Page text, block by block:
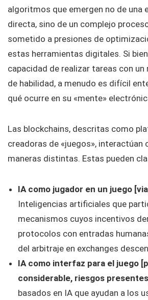
algoritmos que emergen no de una
directa, sino de un complejo
sometido a presiones de
estas herramientas digitales. Si
capacidad de realizar tareas con
de habilidad, a menudo es difícil
qué ocurre en su «mente»
Las blockchains, descritas como
creadoras de «juegos», interactúan
maneras distintas. Estas pueden
IA como jugador en un juego
Inteligencias artificiales que
mecanismos cuyos incentivos
protocolos con entradas
del arbitraje en exchanges
IA como interfaz para el juego
considerable, riesgos
basados en IA que ayudan a los